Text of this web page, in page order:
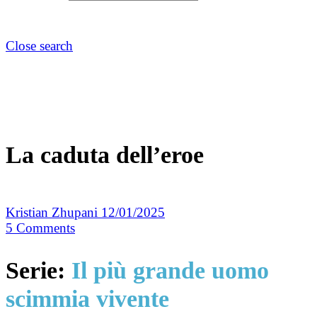
Close search
La caduta dell’eroe
Kristian Zhupani 12/01/2025
5 Comments
Serie: Il più grande uomo
scimmia vivente